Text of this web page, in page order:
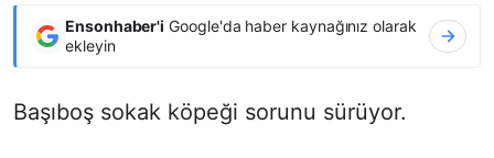
Ensonhaber'i Google'da haber kaynağınız olarak
ekleyin
Başıboş sokak köpeği sorunu sürüyor.